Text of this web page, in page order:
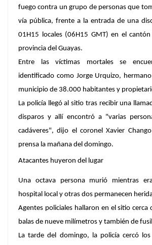
fuego contra un grupo de personas que
vía pública, frente a la entrada de una
01H15 locales (06H15 GMT) en el
provincia del Guayas.
Entre las víctimas mortales se
identificado como Jorge Urquizo,
municipio de 38.000 habitantes y
La policía llegó al sitio tras recibir una
disparos y allí encontró a "varias
cadáveres", dijo el coronel Xavier
prensa la mañana del domingo.
Atacantes huyeron del lugar
Una octava persona murió mientras
hospital local y otras dos permanecen
Agentes policiales hallaron en el sitio cerca
balas de nueve milímetros y también de
La tarde del domingo, la policía cercó